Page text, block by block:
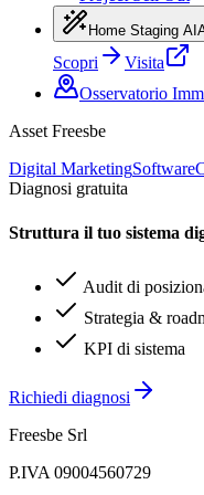
Home Staging AI
Scopri
Visita
Osservatorio
Asset Freesbe
Digital MarketingSoftware
Diagnosi gratuita
Struttura il tuo sistema
Audit di
Strategia &
KPI di sistema
Richiedi diagnosi
Freesbe Srl
P.IVA 09004560729